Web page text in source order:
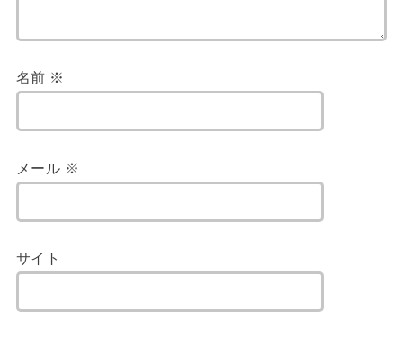
名前 ※
メール ※
サイト